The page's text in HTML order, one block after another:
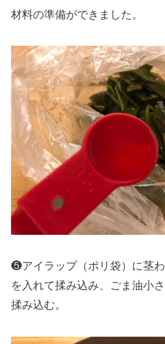
材料の準備ができました。
❺アイラップ（ポリ袋）に茎
を入れて揉み込み、ごま油小
揉み込む。